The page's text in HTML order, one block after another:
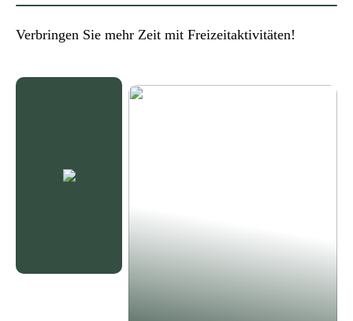
Verbringen Sie mehr Zeit mit Freizeitaktivitäten!